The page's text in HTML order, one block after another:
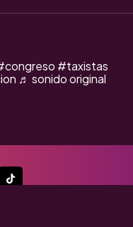
#taxistas
♬ sonido original